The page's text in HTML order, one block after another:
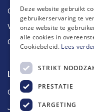
Ontstoppingen
Vetputten
Ontkalking
Longin Service
Over ons
Jobs
Deze website gebruikt
gebruikerservaring te
onze website te
alle cookies in
Cookiebeleid. Lees
STRIKT
PRESTATIE
TARGETING